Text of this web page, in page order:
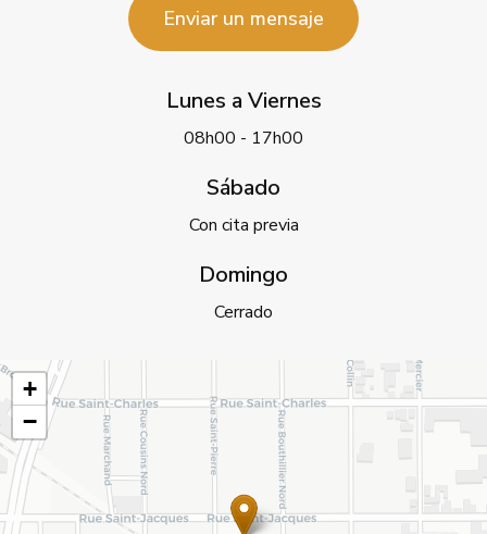
Enviar un mensaje
Lunes a Viernes
08h00 - 17h00
Sábado
Con cita previa
Domingo
Cerrado
+
−